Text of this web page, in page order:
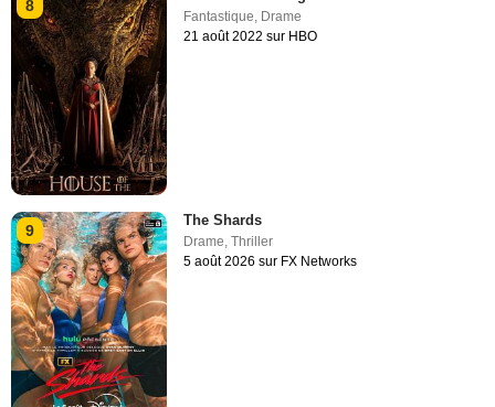
8
Fantastique, Drame
21 août 2022 sur HBO
9
The Shards
Drame ,Thriller
5 août 2026 sur FX Networks